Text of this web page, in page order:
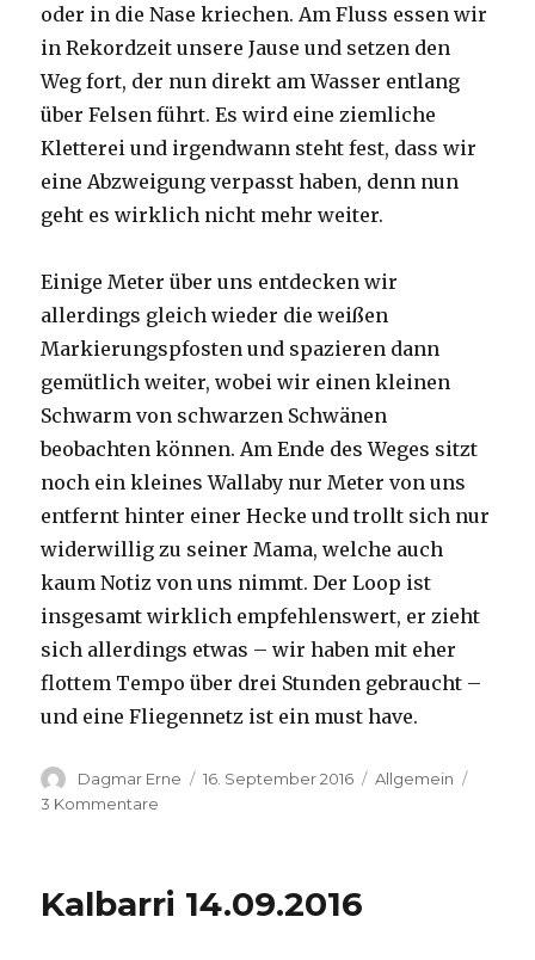
oder in die Nase kriechen. Am Fluss essen wir
in Rekordzeit unsere Jause und setzen den
Weg fort, der nun direkt am Wasser entlang
über Felsen führt. Es wird eine ziemliche
Kletterei und irgendwann steht fest, dass wir
eine Abzweigung verpasst haben, denn nun
geht es wirklich nicht mehr weiter.
Einige Meter über uns entdecken wir
allerdings gleich wieder die weißen
Markierungspfosten und spazieren dann
gemütlich weiter, wobei wir einen kleinen
Schwarm von schwarzen Schwänen
beobachten können. Am Ende des Weges sitzt
noch ein kleines Wallaby nur Meter von uns
entfernt hinter einer Hecke und trollt sich nur
widerwillig zu seiner Mama, welche auch
kaum Notiz von uns nimmt. Der Loop ist
insgesamt wirklich empfehlenswert, er zieht
sich allerdings etwas – wir haben mit eher
flottem Tempo über drei Stunden gebraucht –
und eine Fliegennetz ist ein must have.
Autor
Dagmar Erne
Veröffentlicht
16. September 2016 Kategorien
Allgemein
3 Kommentare
Kalbarri 14.09.2016